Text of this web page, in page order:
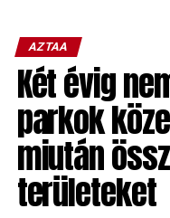
AZTAA
Két évig
parkok
miután
területeket